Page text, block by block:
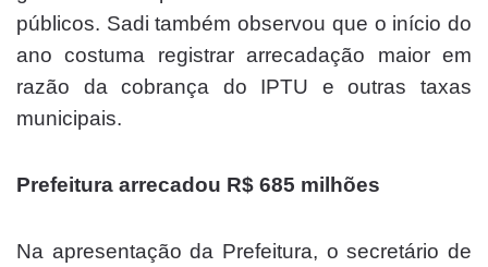
públicos. Sadi também observou que o início do
ano costuma registrar arrecadação maior em
razão da cobrança do IPTU e outras taxas
municipais.
Prefeitura arrecadou R$ 685 milhões
Na apresentação da Prefeitura, o secretário de